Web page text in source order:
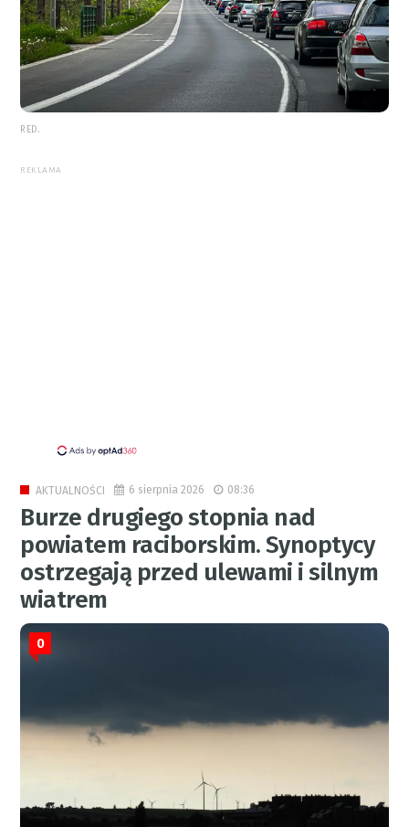
RED.
REKLAMA
AKTUALNOŚCI 6 sierpnia 2026 08:36
Burze drugiego stopnia nad
powiatem raciborskim. Synoptycy
ostrzegają przed ulewami i silnym
wiatrem
0